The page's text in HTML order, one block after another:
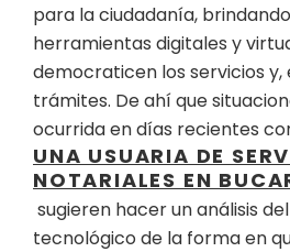
para la ciudadanía,
herramientas digitales y
democraticen los servicios y,
trámites. De ahí que
ocurrida en días recientes
UNA USUARIA DE
NOTARIALES EN
sugieren hacer un análisis
tecnológico de la forma en